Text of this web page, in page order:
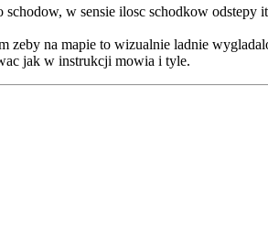
w sensie ilosc schodkow
zeby na mapie to wizualnie ladnie
jak w instrukcji mowia i tyle.